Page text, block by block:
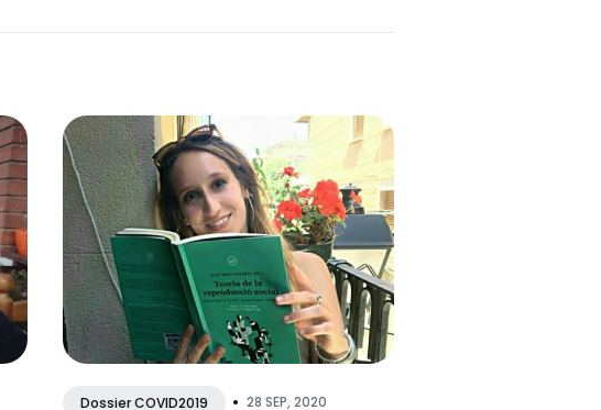
Dossier COVID2019 • 28 SEP, 2020